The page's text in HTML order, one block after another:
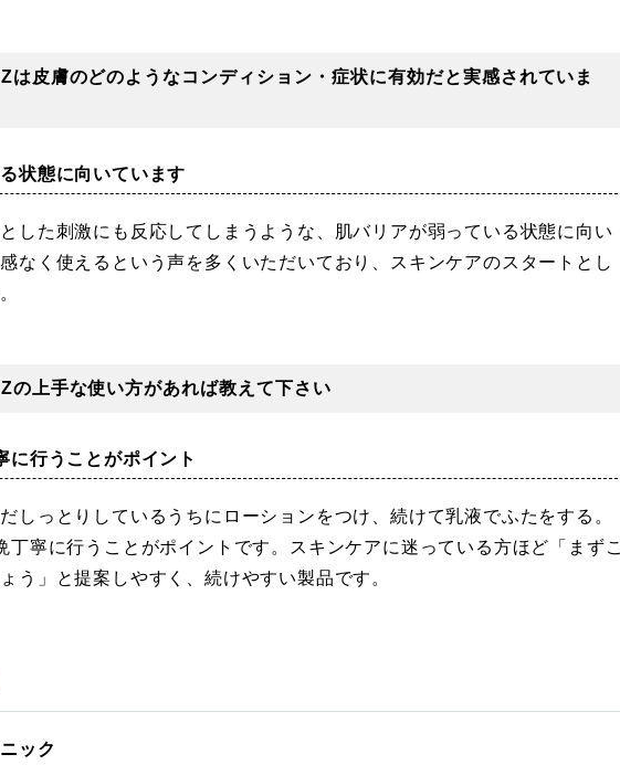
は皮膚のどのようなコンディション・症状に有効だと実感されていま
状態に向いています
した刺激にも反応してしまうような、肌バリアが弱っている状態に向い
なく使えるという声を多くいただいており、スキンケアのスタートとし
の上手な使い方があれば教えて下さい
に行うことがポイント
しっとりしているうちにローションをつけ、続けて乳液でふたをする。
丁寧に行うことがポイントです。スキンケアに迷っている方ほど「まずこ
う」と提案しやすく、続けやすい製品です。
ック